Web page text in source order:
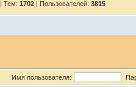
| Тем: 1702 | Пользователей: 3815
Имя пользователя: